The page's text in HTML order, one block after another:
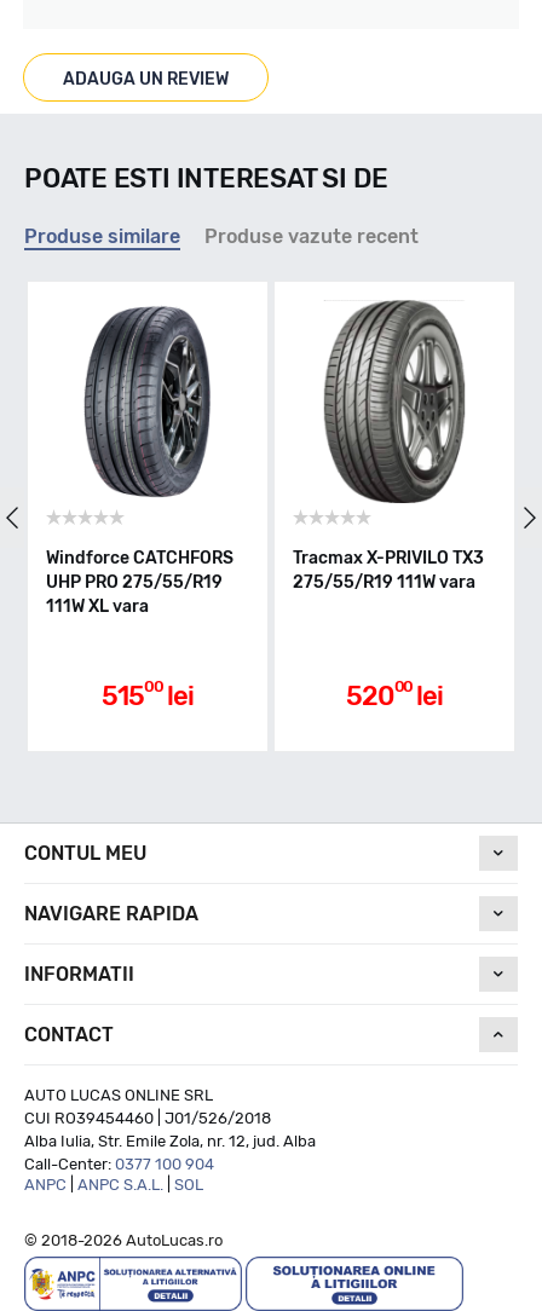
Marcaje
Indice greutate
Clasa de eficienta
C
Run On Flat
NU
ADAUGA UN REVIEW
POATE ESTI INTERESAT SI DE
Produse similare Produse vazute recent
Windforce CATCHFORS
UHP PRO 275/55/R19
111W XL vara
51500 lei
Tracmax X-PRIVILO TX3
275/55/R19 111W vara
52000 lei
CONTUL MEU
NAVIGARE RAPIDA
INFORMATII
CONTACT
AUTO LUCAS ONLINE SRL
CUI RO39454460 | J01/526/2018
Alba Iulia, Str. Emile Zola, nr. 12, jud. Alba
Call-Center: 0377 100 904
ANPC
ANPC S.A.L. SOL
© 2018-2026 AutoLucas.ro